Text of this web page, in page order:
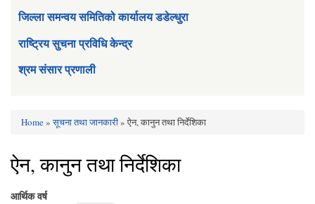
जिल्ला समन्वय समितिको कार्यालय डडेल्धुरा
राष्ट्रिय सुचना प्रविधि केन्द्र
श्रम संसार प्रणाली
You are here
Home»सूचना तथा जानकारी» ऐन, कानुन तथा निर्देशिका
ऐन, कानुन तथा निर्देशिका
आर्थिक वर्ष